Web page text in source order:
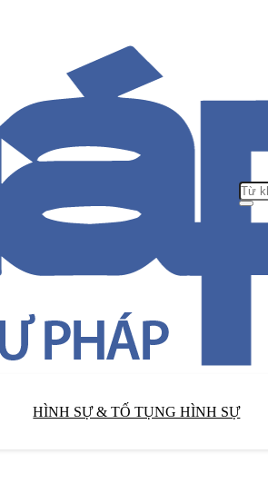
HÌNH SỰ & TỐ TỤNG HÌNH SỰ